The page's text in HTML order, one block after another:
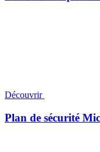
Découvrir
Plan de sécurité